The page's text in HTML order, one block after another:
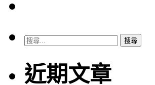
搜
關
鍵
近期文章